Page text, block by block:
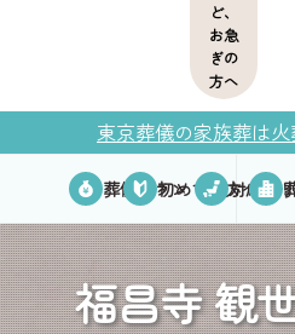
ど、
お急
ぎの
方へ
東京葬儀の家族葬は火
葬儀プラン初めての方へ
対応エ
福昌寺 観